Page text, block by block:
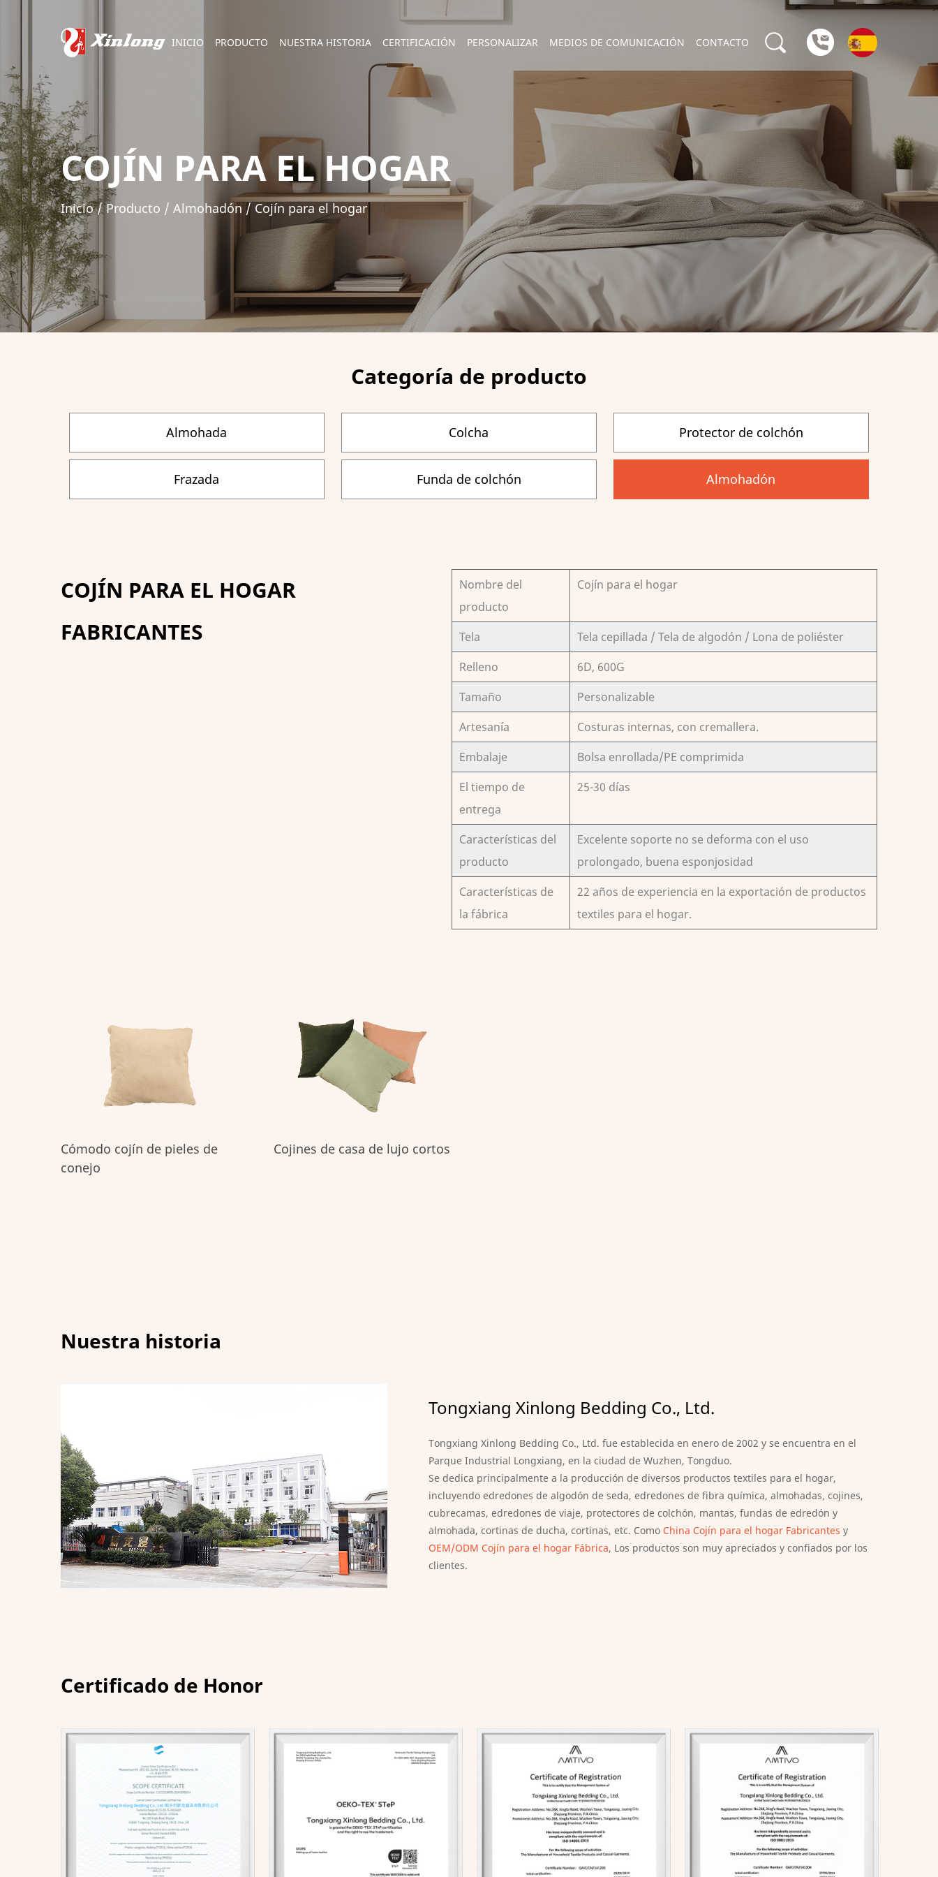
INICIO PRODUCTO NUESTRA HISTORIA CERTIFICACIÓN PERSONALIZAR MEDIOS DE COMUNICACIÓN CONTACTO
COJÍN PARA EL HOGAR
Inicio/Producto / Almohadón / Cojín para el hogar
Categoría de producto
Almohada Colcha Protector de colchón
Frazada Funda de colchón Almohadón
COJÍN PARA EL HOGAR
FABRICANTES
Nombre del
producto
Cojín para el hogar
Tela
Tela cepillada / Tela de algodón / Lona de poliéster
Relleno
6D, 600G
Tamaño
Personalizable
Artesanía
Costuras internas, con cremallera.
Embalaje
Bolsa enrollada/PE comprimida
El tiempo de
entrega
25-30 días
Características del
producto
Excelente soporte no se deforma con el uso
prolongado, buena esponjosidad
Características de
la fábrica
22 años de experiencia en la exportación de productos
textiles para el hogar.
Cómodo cojín de pieles de
conejo
Cojines de casa de lujo cortos
Nuestra historia
Tongxiang Xinlong Bedding Co., Ltd.
Tongxiang Xinlong Bedding Co., Ltd. fue establecida en enero de 2002 y se encuentra en el
Parque Industrial Longxiang, en la ciudad de Wuzhen, Tongduo.
Se dedica principalmente a la producción de diversos productos textiles para el hogar,
incluyendo edredones de algodón de seda, edredones de fibra química, almohadas, cojines,
cubrecamas, edredones de viaje, protectores de colchón, mantas, fundas de edredón y
almohada, cortinas de ducha, cortinas, etc. Como China Cojín para el hogar Fabricantes y
OEM/ODM Cojín para el hogar Fábrica, Los productos son muy apreciados y confiados por los
clientes.
Certificado de Honor